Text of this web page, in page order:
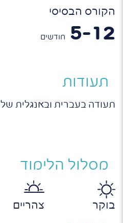
הקורס הבסיסי
5-12 חודשים
תעודות
תעודה בעברית ובאנגלית של
מסלול הלימוד
בוקר צהריים